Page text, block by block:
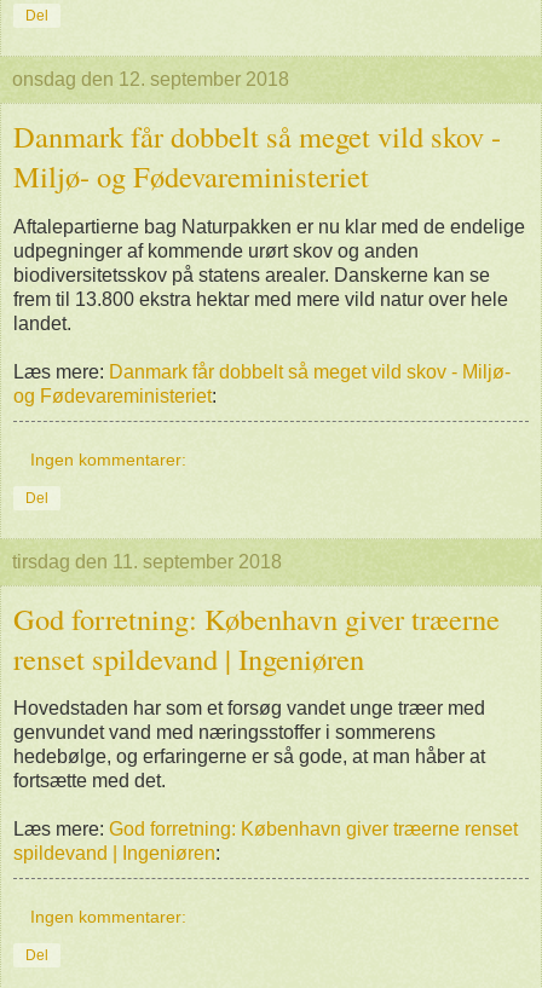
Del
onsdag den 12. september 2018
Danmark får dobbelt så meget vild skov -
Miljø- og Fødevareministeriet
Aftalepartierne bag Naturpakken er nu klar med de endelige
udpegninger af kommende urørt skov og anden
biodiversitetsskov på statens arealer. Danskerne kan se
frem til 13.800 ekstra hektar med mere vild natur over hele
landet.
Læs mere: Danmark får dobbelt så meget vild skov - Miljø-
og Fødevareministeriet:
Ingen kommentarer:
Del
tirsdag den 11. september 2018
God forretning: København giver træerne
renset spildevand | Ingeniøren
Hovedstaden har som et forsøg vandet unge træer med
genvundet vand med næringsstoffer i sommerens
hedebølge, og erfaringerne er så gode, at man håber at
fortsætte med det.
Læs mere: God forretning: København giver træerne renset
spildevand | Ingeniøren:
Ingen kommentarer:
Del